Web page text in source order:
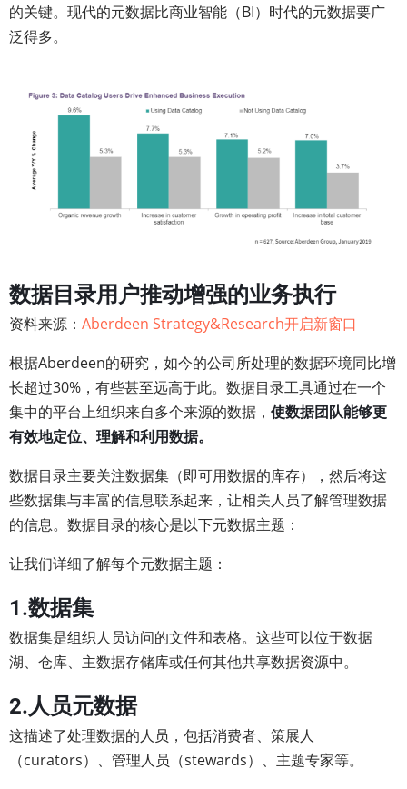
的关键。现代的元数据比商业智能（BI）时代的元数据要广
泛得多。
数据目录用户推动增强的业务执行
资料来源： Aberdeen Strategy&Research开启新窗口
根据Aberdeen的研究，如今的公司所处理的数据环境同比增
长超过30%，有些甚至远高于此。数据目录工具通过在一个
集中的平台上组织来自多个来源的数据， 使数据团队能够更
有效地定位、理解和利用数据。
数据目录主要关注数据集（即可用数据的库存），然后将这
些数据集与丰富的信息联系起来，让相关人员了解管理数据
的信息。数据目录的核心是以下元数据主题：
让我们详细了解每个元数据主题：
1.数据集
数据集是组织人员访问的文件和表格。这些可以位于数据
湖、仓库、主数据存储库或任何其他共享数据资源中。
2.人员元数据
这描述了处理数据的人员，包括消费者、策展人
（curators）、管理人员（stewards）、主题专家等。